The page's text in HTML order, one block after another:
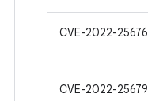
CVE-2022-25676
CVE-2022-25679